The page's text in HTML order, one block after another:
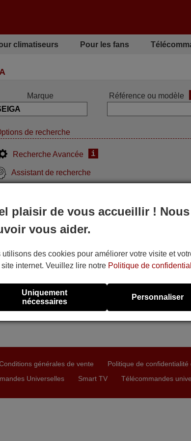
climatiseurs Pour les fans
Marque Référence ou modèle
de recherche
Recherche Avancée i
Assistant de recherche
générales de vente Politique de confidentialité
Universelles Smart TV Télécommandes
plaisir de vous accueillir !
vous aider.
utilisons des cookies pour améliorer votre visite et
site internet. Veuillez lire notre Politique de
Uniquement
nécessaires
Personnaliser